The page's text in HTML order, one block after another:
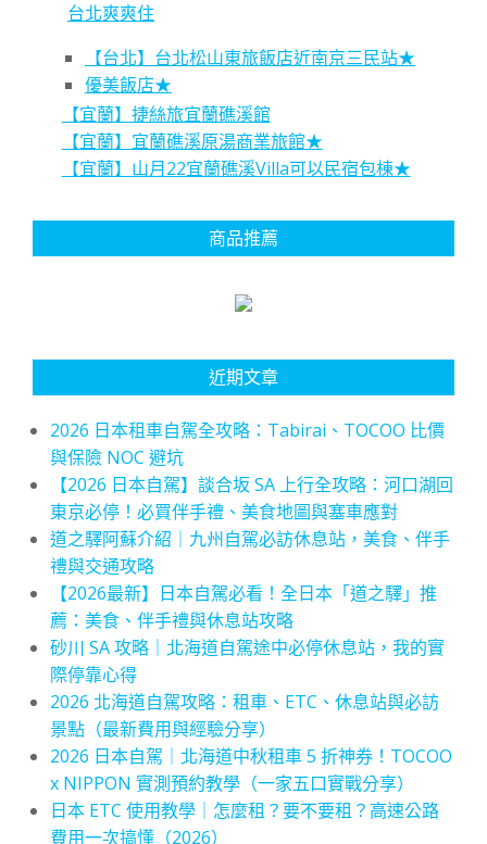
台北爽爽住
【台北】台北松山東旅飯店近南京三民站★
優美飯店★
【宜蘭】捷絲旅宜蘭礁溪館
【宜蘭】宜蘭礁溪原湯商業旅館★
【宜蘭】山月22宜蘭礁溪Villa可以民宿包棟★
商品推薦
近期文章
2026 日本租車自駕全攻略：Tabirai、TOCOO 比價
與保險 NOC 避坑
【2026 日本自駕】談合坂 SA 上行全攻略：河口湖回
東京必停！必買伴手禮、美食地圖與塞車應對
道之驛阿蘇介紹｜九州自駕必訪休息站，美食、伴手
禮與交通攻略
【2026最新】日本自駕必看！全日本「道之驛」推
薦：美食、伴手禮與休息站攻略
砂川 SA 攻略｜北海道自駕途中必停休息站，我的實
際停靠心得
2026 北海道自駕攻略：租車、ETC、休息站與必訪
景點（最新費用與經驗分享）
2026 日本自駕｜北海道中秋租車 5 折神券！TOCOO
x NIPPON 實測預約教學（一家五口實戰分享）
日本 ETC 使用教學｜怎麼租？要不要租？高速公路
費用一次搞懂（2026）